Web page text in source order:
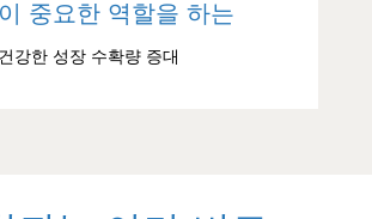
중요한 역할을 하는
강한 성장 수확량 증대